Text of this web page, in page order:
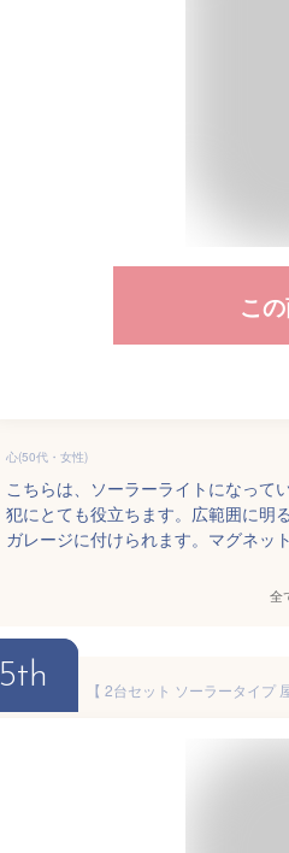
こ
心(50代・女性)
こちらは、ソーラーライトになって
犯にとても役立ちます。広範囲に明
ガレージに付けられます。マグネッ
全
5th